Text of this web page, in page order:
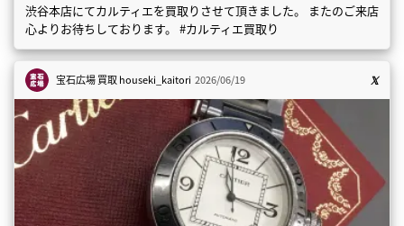
渋谷本店にてカルティエを買取りさせて頂きました。 またのご来店
心よりお待ちしております。 #カルティエ買取り
宝石広場 買取houseki_kaitori 2026/06/19